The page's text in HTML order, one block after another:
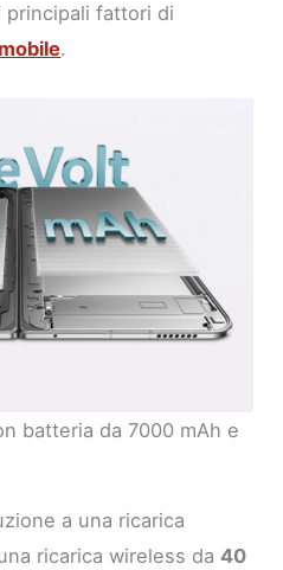
fattori di
mobile.
batteria da 7000 mAh e
a una ricarica
ricarica wireless da40